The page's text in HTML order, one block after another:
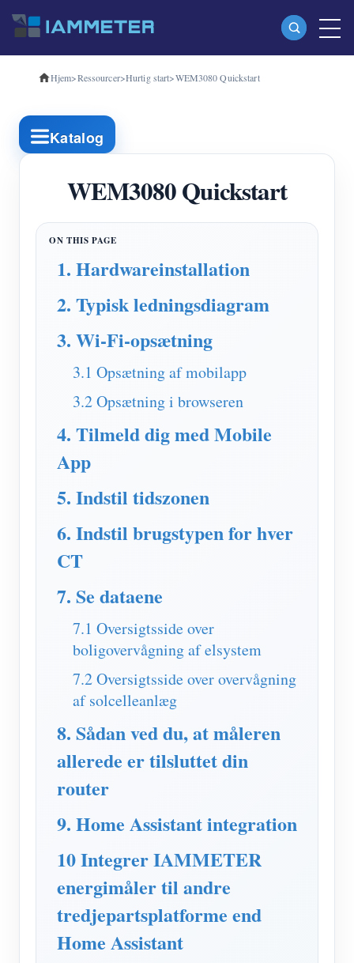
Produkter
Enkeltfaset Wi-Fi-energimåler (WEM3080)
Trefaset Wi-Fi-energimåler (WEM3080T)
Trefaset Wi-Fi energimåler (WEM3046T)
Trefaset Wi-Fi-energimåler (WEM3050T)
WiFi Power Controller
IAMMETER Cloud Pro
Self-hosting service
PV-varmestyringssystem
Fabrikkens energiovervågning
butik
FAQ
Nyheder
Blogs
Fællesskab
Belønningsprogram
Kontakt
Om os
Hjem>Ressourcer>Hurtig start>WEM3080 Quickstart
Katalog
WEM3080 Quickstart
1. Hardwareinstallation
2. Typisk ledningsdiagram
3. Wi-Fi-opsætning
3.1 Opsætning af mobilapp
3.2 Opsætning i browseren
4. Tilmeld dig med Mobile
App
5. Indstil tidszonen
6. Indstil brugstypen for hver
CT
7. Se dataene
7.1 Oversigtsside over
boligovervågning af elsystem
7.2 Oversigtsside over overvågning
af solcelleanlæg
8. Sådan ved du, at måleren
allerede er tilsluttet din
router
9. Home Assistant integration
10 Integrer IAMMETER
energimåler til andre
tredjepartsplatforme end
Home Assistant